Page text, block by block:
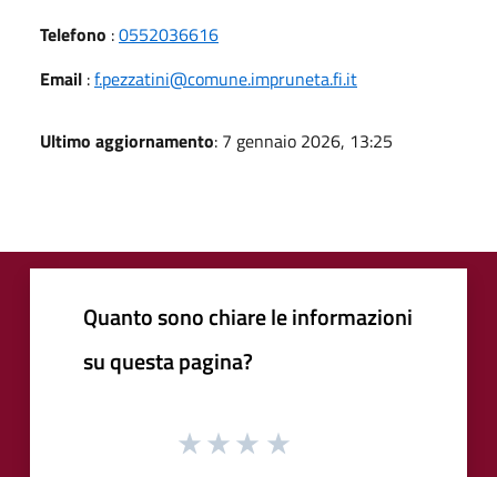
Telefono :0552036616
Email :f.pezzatini@comune.impruneta.fi.it
Ultimo aggiornamento: 7 gennaio 2026, 13:25
Quanto sono chiare le informazioni
su questa pagina?